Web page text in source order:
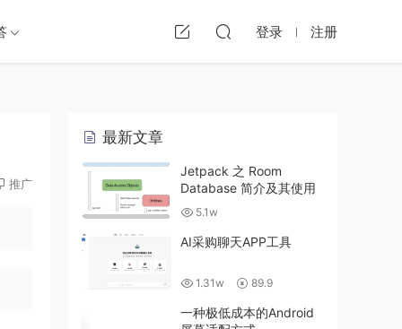
登录 注册
推广
最新文章
Jetpack 之 Room
Database 简介及其使用
5.1w
AI采购聊天APP工具
1.31w 89.9
一种极低成本的Android